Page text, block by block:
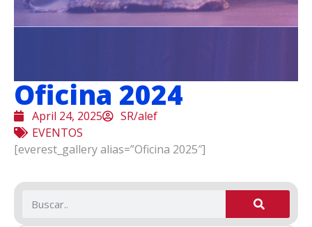
Oficina 2024
April 24, 2025
SR/alef
EVENTOS
[everest_gallery alias=”Oficina 2025″]